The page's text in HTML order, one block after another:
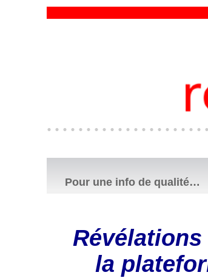
Pour une info de qualité…
la